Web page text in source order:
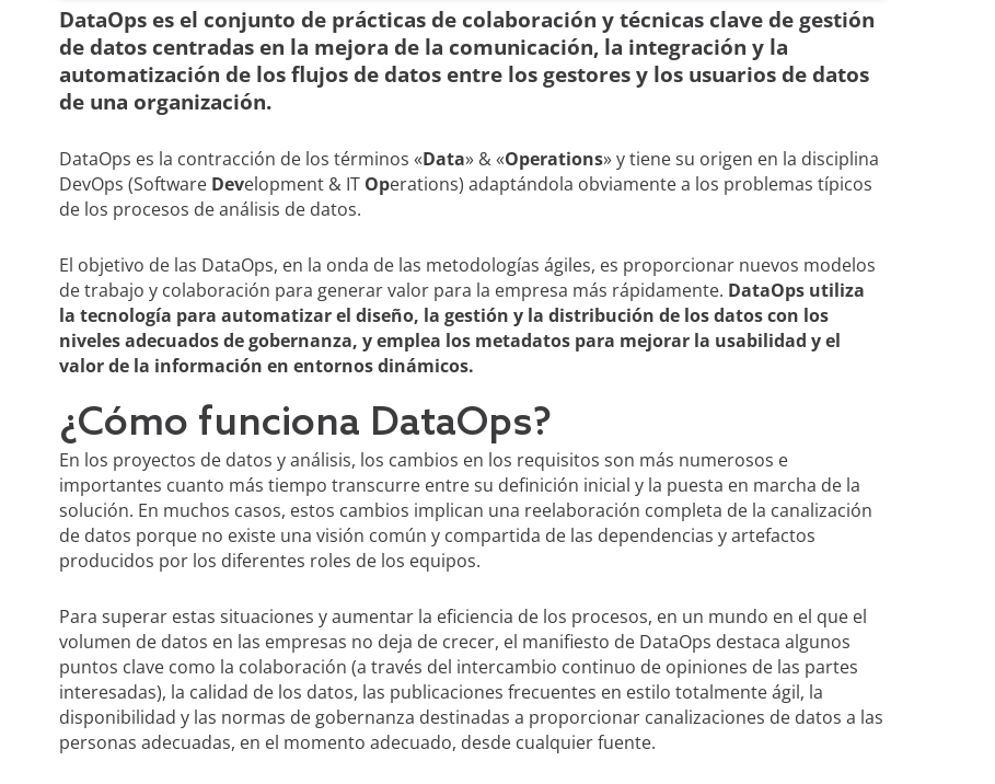
DataOps es el conjunto de prácticas de colaboración y técnicas clave de gestión
de datos centradas en la mejora de la comunicación, la integración y la
automatización de los flujos de datos entre los gestores y los usuarios de datos
de una organización.
DataOps es la contracción de los términos «Data» & «Operations» y tiene su origen en la disciplina
DevOps (Software Development & IT Operations) adaptándola obviamente a los problemas típicos
de los procesos de análisis de datos.
El objetivo de las DataOps, en la onda de las metodologías ágiles, es proporcionar nuevos modelos
de trabajo y colaboración para generar valor para la empresa más rápidamente. DataOps utiliza
la tecnología para automatizar el diseño, la gestión y la distribución de los datos con los
niveles adecuados de gobernanza, y emplea los metadatos para mejorar la usabilidad y el
valor de la información en entornos dinámicos.
¿Cómo funciona DataOps?
En los proyectos de datos y análisis, los cambios en los requisitos son más numerosos e
importantes cuanto más tiempo transcurre entre su definición inicial y la puesta en marcha de la
solución. En muchos casos, estos cambios implican una reelaboración completa de la canalización
de datos porque no existe una visión común y compartida de las dependencias y artefactos
producidos por los diferentes roles de los equipos.
Para superar estas situaciones y aumentar la eficiencia de los procesos, en un mundo en el que el
volumen de datos en las empresas no deja de crecer, el manifiesto de DataOps destaca algunos
puntos clave como la colaboración (a través del intercambio continuo de opiniones de las partes
interesadas), la calidad de los datos, las publicaciones frecuentes en estilo totalmente ágil, la
disponibilidad y las normas de gobernanza destinadas a proporcionar canalizaciones de datos a las
personas adecuadas, en el momento adecuado, desde cualquier fuente.